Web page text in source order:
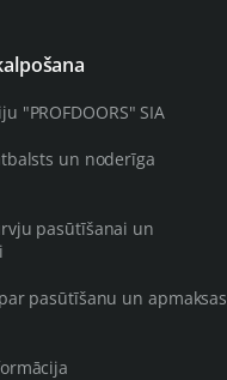
"PROFDOORS" SIA
un noderīga
pasūtīšanai un
pasūtīšanu un apmaksas